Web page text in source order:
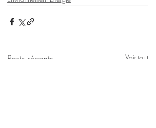
Posts récents Voir tout